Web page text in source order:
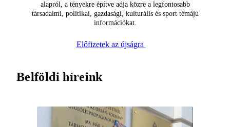
alapról, a tényekre építve adja közre a legfontosabb
társadalmi, politikai, gazdasági, kulturális és sport témájú
információkat.
Előfizetek az újságra
Belföldi híreink